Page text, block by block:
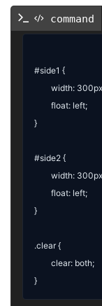
command
#side1 {
}
#side2 {
}
.clear {
}